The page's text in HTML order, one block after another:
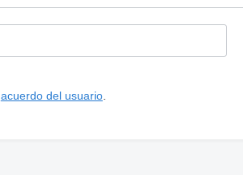
acuerdo del usuario.